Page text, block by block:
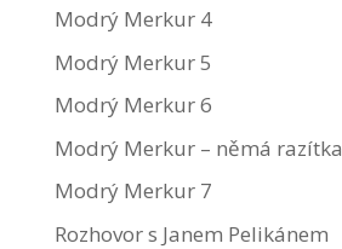
Modrý Merkur 4
Modrý Merkur 5
Modrý Merkur 6
Modrý Merkur – němá razítka
Modrý Merkur 7
Rozhovor s Janem Pelikánem